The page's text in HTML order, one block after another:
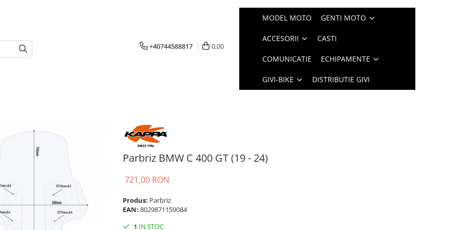
+40744588817 0,00
MODEL MOTO GENTI MOTO
ACCESORII CASTI
COMUNICATIE ECHIPAMENTE
GIVI-BIKE DISTRIBUTIE GIVI
Parbriz BMW C 400 GT (19 - 24)
721,00 RON
Produs: Parbriz
EAN: 8029871159084
1 IN STOC